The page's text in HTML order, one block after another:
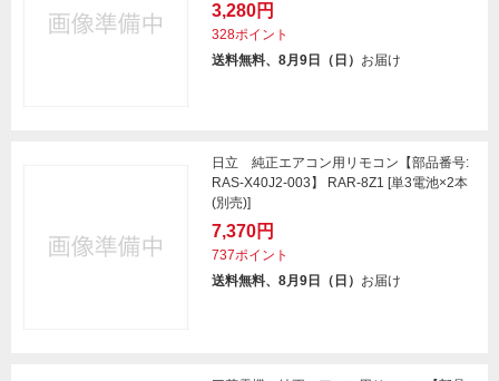
3,280円
328ポイント
送料無料、8月9日（日） お届け
日立 純正エアコン用リモコン【部品番号:
RAS-X40J2-003】 RAR-8Z1 [単3電池×2本
(別売)]
7,370円
737ポイント
送料無料、8月9日（日） お届け